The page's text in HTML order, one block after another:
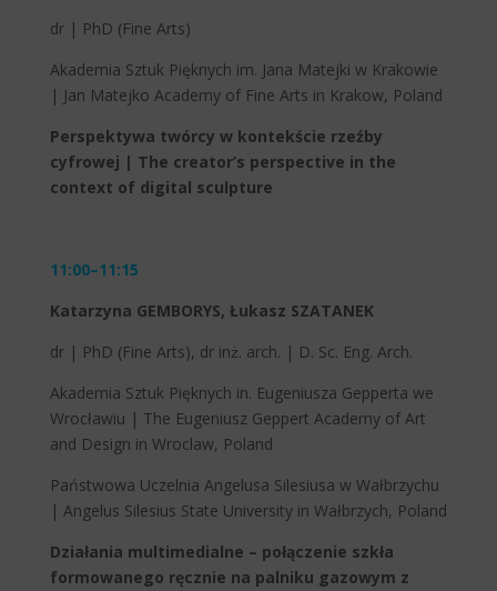
dr | PhD (Fine Arts)
Akademia Sztuk Pięknych im. Jana Matejki w Krakowie
| Jan Matejko Academy of Fine Arts in Krakow, Poland
Perspektywa twórcy w kontekście rzeźby
cyfrowej | The creator’s perspective in the
context of digital sculpture
11:00–11:15
Katarzyna GEMBORYS, Łukasz SZATANEK
dr | PhD (Fine Arts), dr inż. arch. | D. Sc. Eng. Arch.
Akademia Sztuk Pięknych in. Eugeniusza Gepperta we
Wrocławiu | The Eugeniusz Geppert Academy of Art
and Design in Wroclaw, Poland
Państwowa Uczelnia Angelusa Silesiusa w Wałbrzychu
| Angelus Silesius State University in Wałbrzych, Poland
Działania multimedialne – połączenie szkła
formowanego ręcznie na palniku gazowym z